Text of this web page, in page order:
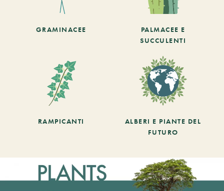
GRAMINACEE
PALMACEE E
SUCCULENTI
RAMPICANTI
ALBERI E PIANTE DEL
FUTURO